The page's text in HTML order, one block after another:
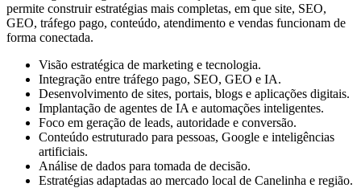
permite construir estratégias mais completas, em que site, SEO,
GEO, tráfego pago, conteúdo, atendimento e vendas funcionam de
forma conectada.
Visão estratégica de marketing e tecnologia.
Integração entre tráfego pago, SEO, GEO e IA.
Desenvolvimento de sites, portais, blogs e aplicações digitais.
Implantação de agentes de IA e automações inteligentes.
Foco em geração de leads, autoridade e conversão.
Conteúdo estruturado para pessoas, Google e inteligências
artificiais.
Análise de dados para tomada de decisão.
Estratégias adaptadas ao mercado local de Canelinha e região.